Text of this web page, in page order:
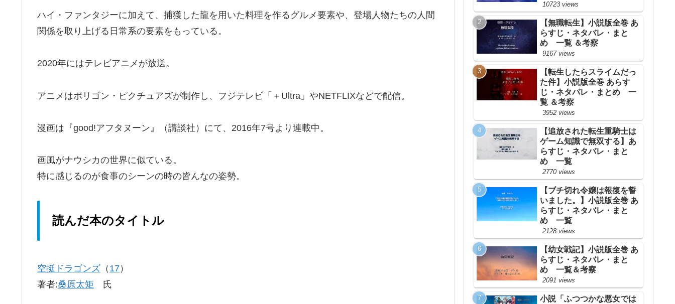
ハイ・ファンタジーに加えて、捕獲した龍を用いた料理を作るグルメ要素や、登場人物たちの人間
関係を取り上げる日常系の要素をもっている。
2020年にはテレビアニメが放送。
アニメはポリゴン・ピクチュアズが制作し、フジテレビ「＋Ultra」やNETFLIXなどで配信。
漫画は『good!アフタヌーン』（講談社）にて、2016年7号より連載中。
画風がナウシカの世界に似ている。
特に感じるのが食事のシーンの時の皆んなの姿勢。
読んだ本のタイトル
空挺ドラゴンズ （ 17）
著者:桑原太矩 氏
10723 views
【無職転生】小説版全巻 あ
らすじ・ネタバレ・まと
め 一覧 ＆考察
9167 views
【転生したらスライムだっ
た件】小説版全巻 あらす
じ・ネタバレ・まとめ 一
覧 ＆考察
3952 views
【追放された転生重騎士は
ゲーム知識で無双する】あ
らすじ・ネタバレ・まと
め 一覧
2770 views
【ブチ切れ令嬢は報復を誓
いました。】小説版全巻 あ
らすじ・ネタバレ・まと
め 一覧
2128 views
【幼女戦記】小説版全巻 あ
らすじ・ネタバレ・まと
め 一覧＆考察
2091 views
小説「ふつつかな悪女では